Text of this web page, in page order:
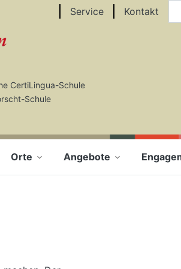
CertiLingua-Schule
Schule
Orte Angebote
Service Kontakt